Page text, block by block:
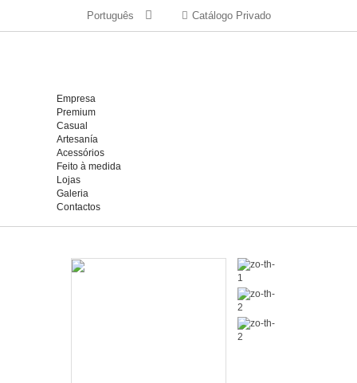
Português Catálogo Privado
Empresa
Premium
Casual
Artesanía
Acessórios
Feito à medida
Lojas
Galeria
Contactos